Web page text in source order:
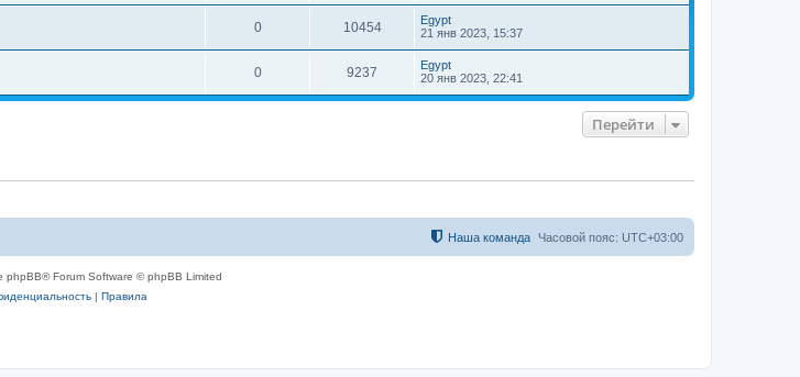
0 10454
Egypt
21 янв 2023, 15:37
0 9237
Egypt
20 янв 2023, 22:41
Перейти
Часовой пояс: UTC+03:00
Наша команда
phpBB® Forum Software © phpBB Limited
| Правила